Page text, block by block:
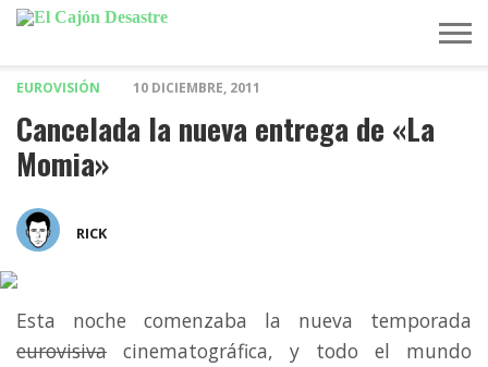
EUROVISIÓN 10 DICIEMBRE, 2011
Cancelada la nueva entrega de «La
Momia»
RICK
Esta noche comenzaba la nueva temporada
eurovisiva cinematográfica, y todo el mundo